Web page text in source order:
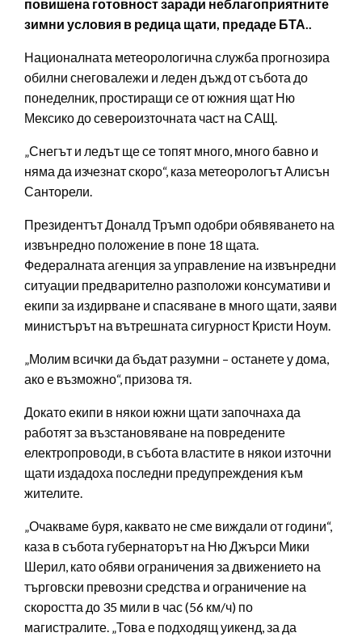
повишена готовност заради неблагоприятните
зимни условия в редица щати, предаде БТА..
Националната метеорологична служба прогнозира
обилни снеговалежи и леден дъжд от събота до
понеделник, простиращи се от южния щат Ню
Мексико до североизточната част на САЩ.
„Снегът и ледът ще се топят много, много бавно и
няма да изчезнат скоро“, каза метеорологът Алисън
Санторели.
Президентът Доналд Тръмп одобри обявяването на
извънредно положение в поне 18 щата.
Федералната агенция за управление на извънредни
ситуации предварително разположи консумативи и
екипи за издирване и спасяване в много щати, заяви
министърът на вътрешната сигурност Кристи Ноум.
„Молим всички да бъдат разумни – останете у дома,
ако е възможно“, призова тя.
Докато екипи в някои южни щати започнаха да
работят за възстановяване на повредените
електропроводи, в събота властите в някои източни
щати издадоха последни предупреждения към
жителите.
„Очакваме буря, каквато не сме виждали от години“,
каза в събота губернаторът на Ню Джърси Мики
Шерил, като обяви ограничения за движението на
търговски превозни средства и ограничение на
скоростта до 35 мили в час (56 км/ч) по
магистралите. „Това е подходящ уикенд, за да